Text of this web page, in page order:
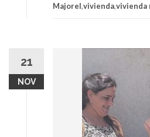
Majorel,vivienda,vivienda
21
NOV